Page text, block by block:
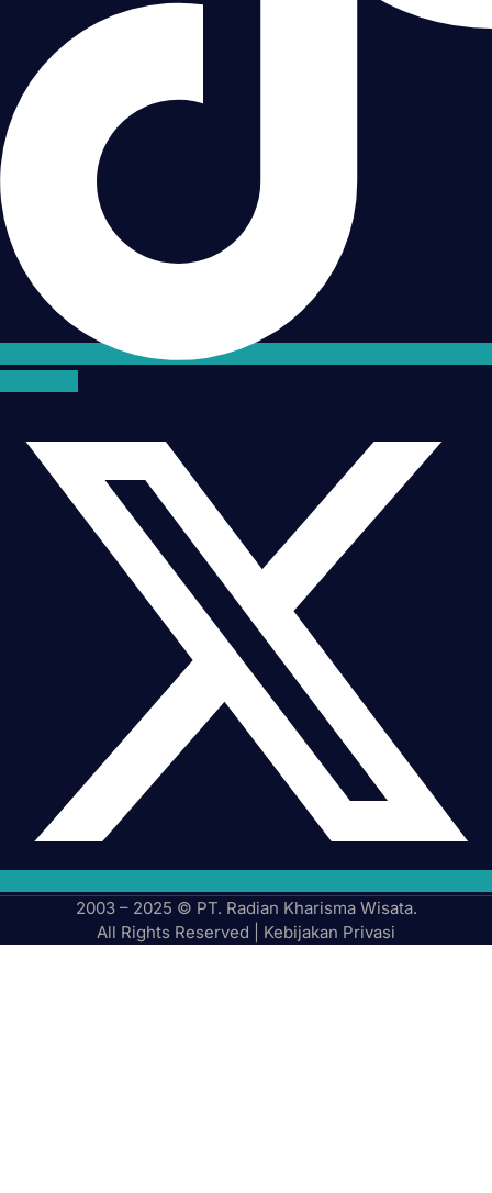
2003 – 2025 © PT. Radian Kharisma Wisata.
All Rights Reserved | Kebijakan Privasi